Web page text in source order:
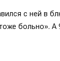
с ней в
больно».